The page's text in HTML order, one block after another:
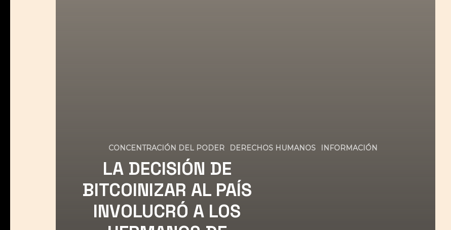
CONCENTRACIÓN DEL PODER DERECHOS HUMANOS INFORMACIÓN
LA DECISIÓN DE
BITCOINIZAR AL PAÍS
INVOLUCRÓ A LOS